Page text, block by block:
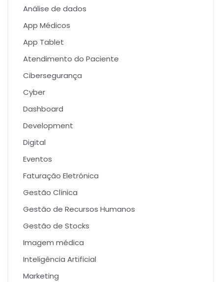
Análise de dados
App Médicos
App Tablet
Atendimento do Paciente
Cibersegurança
Cyber
Dashboard
Development
Digital
Eventos
Faturação Eletrónica
Gestão Clínica
Gestão de Recursos Humanos
Gestão de Stocks
Imagem médica
Inteligência Artificial
Marketing